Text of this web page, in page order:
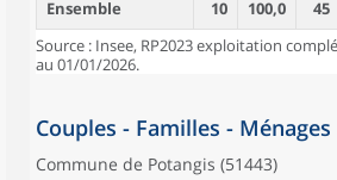
Ensemble 10 100,0 45
Source : Insee, RP2023 exploitation
au 01/01/2026.
Couples - Familles - Ménages
Commune de Potangis (51443)